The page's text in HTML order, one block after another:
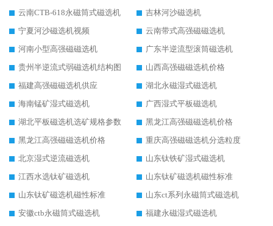
云南CTB-618永磁筒式磁选机
吉林河沙磁选机
宁夏河沙磁选机视频
云南带式高强磁磁选机
河南小型高强磁磁选机
广东半逆流型滚筒磁选机
贵州半逆流式弱磁选机结构图
山西高强磁磁选机价格
福建高强磁磁选机供应
湖北永磁湿式磁选机
海南锰矿湿式磁选机
广西湿式平板磁选机
湖北平板磁选机选矿规格参数
黑龙江高强磁磁选机价格
黑龙江高强磁磁选机价格
重庆高强磁磁选机分选粒度
北京湿式逆流磁选机
山东钛铁矿湿式磁选机
江西水选钛矿磁选机
山东钛矿磁选机磁性标准
山东钛矿磁选机磁性标准
山东ct系列永磁筒式磁选机
安徽ctb永磁筒式磁选机
福建永磁湿式磁选机